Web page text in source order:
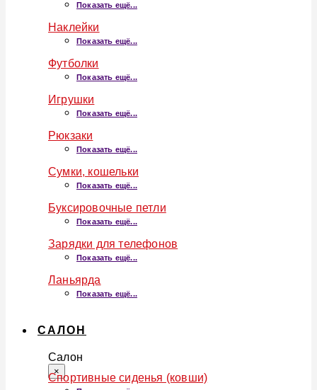
Показать ещё...
Наклейки
Показать ещё...
Футболки
Показать ещё...
Игрушки
Показать ещё...
Рюкзаки
Показать ещё...
Сумки, кошельки
Показать ещё...
Буксировочные петли
Показать ещё...
Зарядки для телефонов
Показать ещё...
Ланьярда
Показать ещё...
САЛОН
Салон
×
Спортивные сиденья (ковши)